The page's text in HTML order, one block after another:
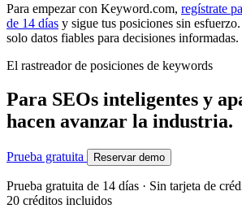
Para empezar con Keyword.com, regístrate
de 14 días y sigue tus posiciones sin
solo datos fiables para decisiones informadas.
El rastreador de posiciones de keywords
Para SEOs inteligentes y
hacen avanzar la industria.
Prueba gratuita Reservar demo
Prueba gratuita de 14 días · Sin tarjeta de
20 créditos incluidos